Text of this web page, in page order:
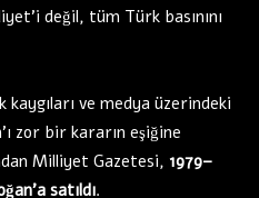
değil, tüm Türk basınını
ve medya üzerindeki
zor bir kararın eşiğine
Milliyet Gazetesi, 1979–
satıldı.